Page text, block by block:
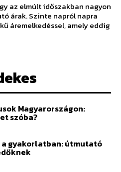
az elmúlt időszakban nagyon
árak. Szinte napról napra
áremelkedéssel, amely eddig
Magyarországon:
szóba?
gyakorlatban: útmutató